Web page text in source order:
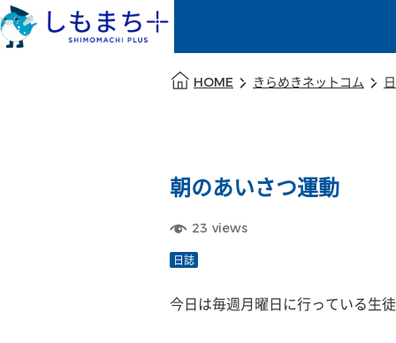
HOME きらめきネットコム
朝のあいさつ運動
23 views
日誌
今日は毎週月曜日に行っている生